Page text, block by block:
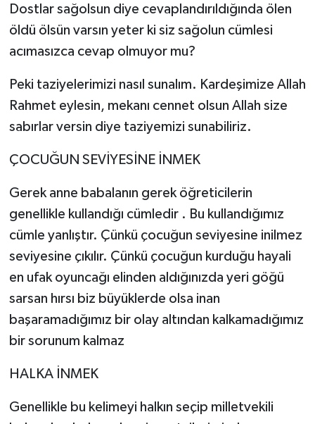
Dostlar sağolsun diye cevaplandırıldığında ölen
öldü ölsün varsın yeter ki siz sağolun cümlesi
acımasızca cevap olmuyor mu?
Peki taziyelerimizi nasıl sunalım. Kardeşimize Allah
Rahmet eylesin, mekanı cennet olsun Allah size
sabırlar versin diye taziyemizi sunabiliriz.
ÇOCUĞUN SEVİYESİNE İNMEK
Gerek anne babalanın gerek öğreticilerin
genellikle kullandığı cümledir . Bu kullandığımız
cümle yanlıştır. Çünkü çocuğun seviyesine inilmez
seviyesine çıkılır. Çünkü çocuğun kurduğu hayali
en ufak oyuncağı elinden aldığınızda yeri göğü
sarsan hırsı biz büyüklerde olsa inan
başaramadığımız bir olay altından kalkamadığımız
bir sorunum kalmaz
HALKA İNMEK
Genellikle bu kelimeyi halkın seçip milletvekili